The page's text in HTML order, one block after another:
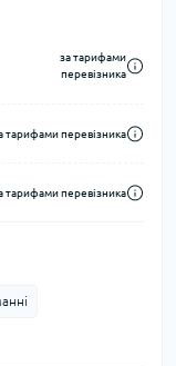
за тарифами
перевізника
тарифами перевізника
тарифами перевізника